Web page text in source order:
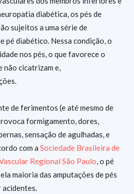
diabética, os pés de
sujeitos a uma série de
pé diabético. Nessa condição, o
nos pés, o que favorece o
não cicatrizam e,
de ferimentos (e até mesmo de
formigamento, dores,
sensação de agulhadas, e
com a Sociedade Brasileira de
Regional São Paulo, o pé
maioria das amputações de pés
acidentes.